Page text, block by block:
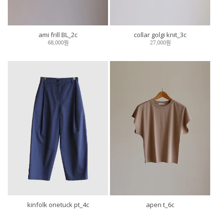
ami frill BL_2c
68,000원
collar golgi knit_3c
27,000원
kinfolk onetuck pt_4c apen t_6c